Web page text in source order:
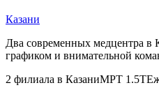
Казани
Два современных медцентра
графиком и внимательной
2 филиала в КазаниМРТ 1.5T